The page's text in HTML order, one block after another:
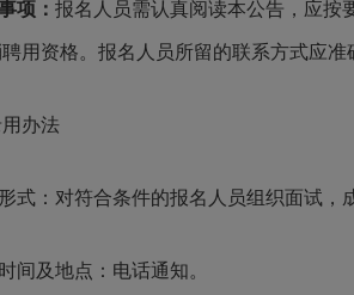
项： 报名人员需认真阅读本公告，应按
用资格。报名人员所留的联系方式应
办法
式：对符合条件的报名人员组织面试，
间及地点：电话通知。